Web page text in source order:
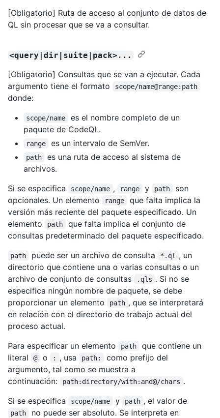
[Obligatorio] Ruta de acceso al conjunto de datos de
QL sin procesar que se va a consultar.
<query|dir|suite|pack>...
[Obligatorio] Consultas que se van a ejecutar. Cada
argumento tiene el formato
scope/name@range:path
donde:
scope/name
es el nombre completo de un
paquete de CodeQL.
range es un intervalo de SemVer.
path
es una ruta de acceso al sistema de
archivos.
Si se especifica
scope/name , range y path
son
opcionales. Un elemento
range
que falta implica la
versión más reciente del paquete especificado. Un
elemento
path
que falta implica el conjunto de
consultas predeterminado del paquete especificado.
path puede ser un archivo de consulta *.ql
, un
directorio que contiene una o varias consultas o un
archivo de conjunto de consultas
.qls . Si no se
especifica ningún nombre de paquete, se debe
proporcionar un elemento
path , que se interpretará
en relación con el directorio de trabajo actual del
proceso actual.
Para especificar un elemento
path
que contiene un
literal
@ o : , usa path:
como prefijo del
argumento, tal como se muestra a
continuación:
path:directory/with:and@/chars .
Si se especifica
scope/name y path , el valor de
path
no puede ser absoluto. Se interpreta en